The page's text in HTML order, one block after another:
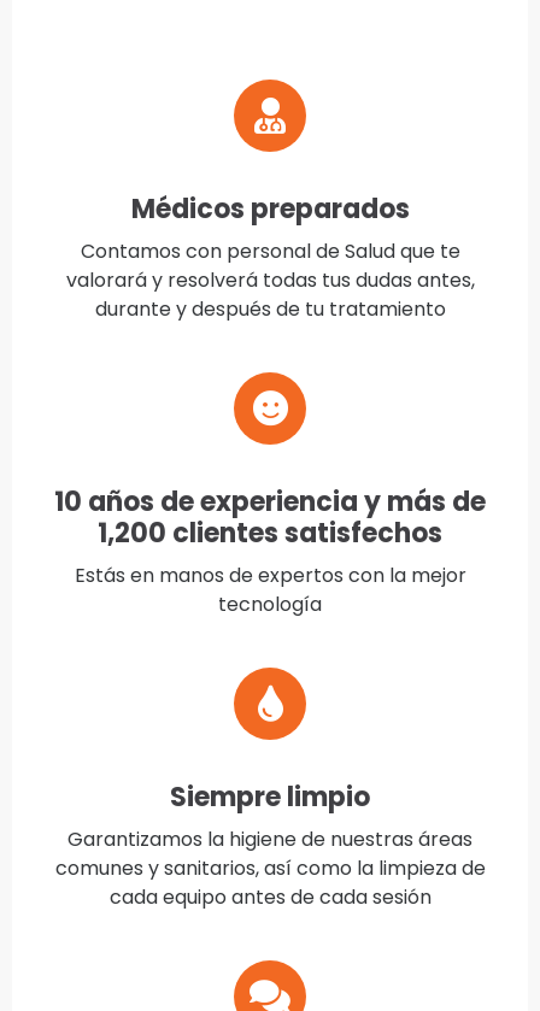
Médicos preparados
Contamos con personal de Salud que te
valorará y resolverá todas tus dudas antes,
durante y después de tu tratamiento
10 años de experiencia y más de
1,200 clientes satisfechos
Estás en manos de expertos con la mejor
tecnología
Siempre limpio
Garantizamos la higiene de nuestras áreas
comunes y sanitarios, así como la limpieza de
cada equipo antes de cada sesión